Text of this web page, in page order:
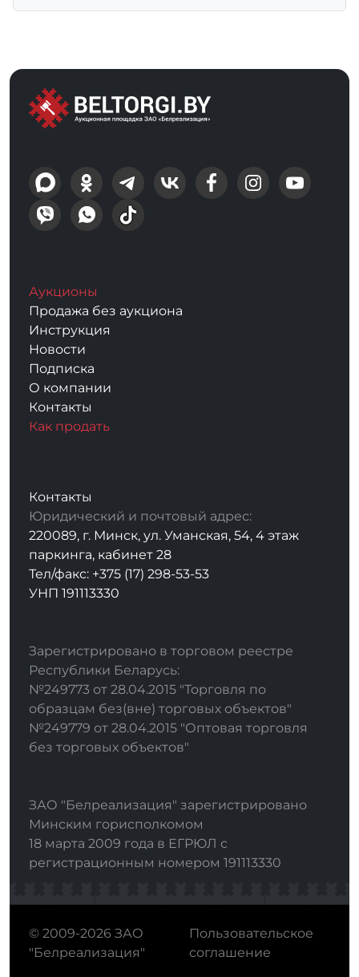
Аукционы
Продажа без аукциона
Инструкция
Новости
Подписка
О компании
Контакты
Как продать
Контакты
Юридический и почтовый адрес:
220089, г. Минск, ул. Уманская, 54, 4 этаж
паркинга, кабинет 28
Тел/факс: +375 (17) 298-53-53
УНП 191113330
Зарегистрировано в торговом реестре
Республики Беларусь:
№249773 от 28.04.2015 "Торговля по
образцам без(вне) торговых объектов"
№249779 от 28.04.2015 "Оптовая торговля
без торговых объектов"
ЗАО "Белреализация" зарегистрировано
Минским горисполкомом
18 марта 2009 года в ЕГРЮЛ с
регистрационным номером 191113330
© 2009-2026 ЗАО
"Белреализация"
Пользовательское
соглашение